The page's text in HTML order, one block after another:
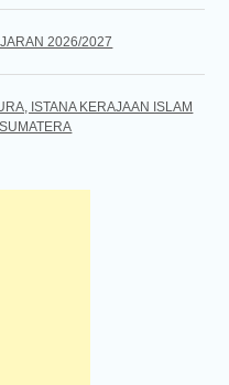
2026/2027
ISTANA KERAJAAN ISLAM